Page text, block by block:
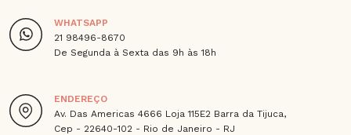
WHATSAPP
21 98496-8670
De Segunda à Sexta das 9h às 18h
ENDEREÇO
Av. Das Americas 4666 Loja 115E2 Barra da Tijuca,
Cep - 22640-102 - Rio de Janeiro - RJ